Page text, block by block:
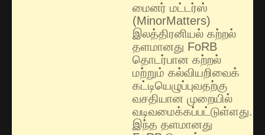
மைனர் மட்டர்ஸ்
(MinorMatters)
இலத்திரனியல் கற்றல்
தளமானது FoRB
தொடர்பான கற்றல்
மற்றும் கல்வியறிவைக்
கட்டியெழுப்புவதற்கு
வசதியான முறையில்
வடிவமைக்கப்பட்டுள்ளது.
இந்த தளமானது